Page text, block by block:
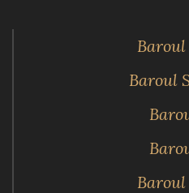
Baroul
Baroul